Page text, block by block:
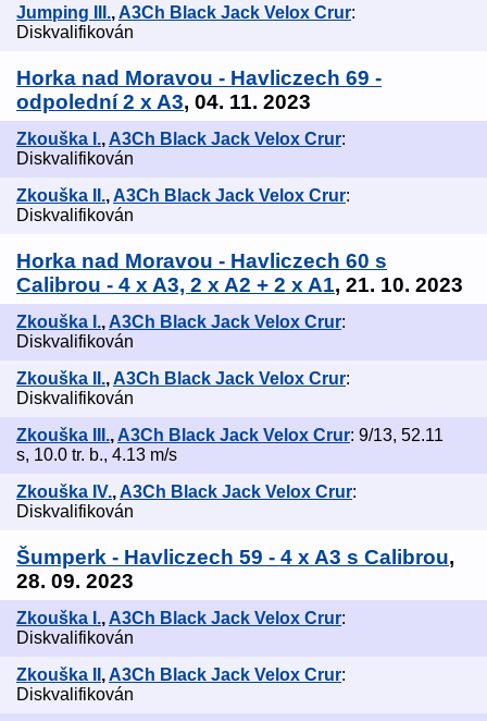
Jumping III.,A3Ch Black Jack Velox Crur:
Diskvalifikován
Horka nad Moravou - Havliczech 69 -
odpolední 2 x A3, 04. 11. 2023
Zkouška I., A3Ch Black Jack Velox Crur:
Diskvalifikován
Zkouška II.,A3Ch Black Jack Velox Crur:
Diskvalifikován
Horka nad Moravou - Havliczech 60 s
Calibrou - 4 x A3, 2 x A2 + 2 x A1, 21. 10. 2023
Zkouška I., A3Ch Black Jack Velox Crur:
Diskvalifikován
Zkouška II.,A3Ch Black Jack Velox Crur:
Diskvalifikován
Zkouška III., A3Ch Black Jack Velox Crur: 9/13, 52.11
s, 10.0 tr. b., 4.13 m/s
Zkouška IV.,A3Ch Black Jack Velox Crur:
Diskvalifikován
Šumperk - Havliczech 59 - 4 x A3 s Calibrou,
28. 09. 2023
Zkouška I., A3Ch Black Jack Velox Crur:
Diskvalifikován
Zkouška II ,A3Ch Black Jack Velox Crur:
Diskvalifikován